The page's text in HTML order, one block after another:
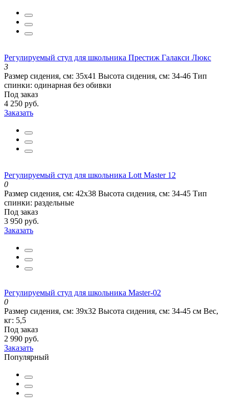
Регулируемый стул для школьника Престиж Галакси Люкс
3
Размер сидения, см: 35х41 Высота сидения, см: 34-46 Тип
спинки: одинарная без обивки
Под заказ
4 250 руб.
Заказать
Регулируемый стул для школьника Lott Master 12
0
Размер сидения, см: 42х38 Высота сидения, см: 34-45 Тип
спинки: раздельные
Под заказ
3 950 руб.
Заказать
Регулируемый стул для школьника Master-02
0
Размер сидения, см: 39х32 Высота сидения, см: 34-45 см Вес,
кг: 5,5
Под заказ
2 990 руб.
Заказать
Популярный